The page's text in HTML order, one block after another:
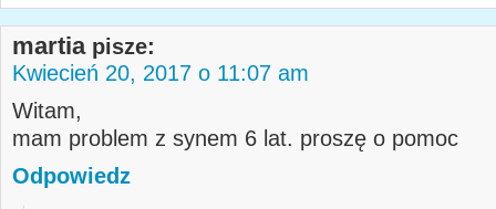
martia pisze:
Kwiecień 20, 2017 o 11:07 am
Witam,
mam problem z synem 6 lat. proszę o pomoc
Odpowiedz